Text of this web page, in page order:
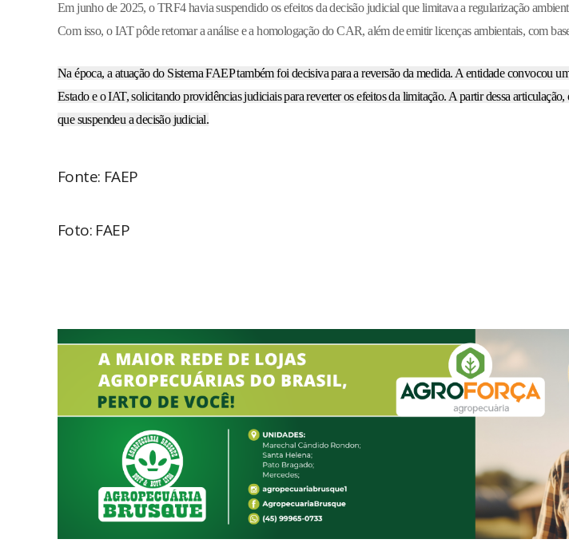
Em junho de 2025, o TRF4 havia suspendido os efeitos da decisão judicial que limitava a regularização
Com isso, o IAT pôde retomar a análise e a homologação do CAR, além de emitir licenças ambientais, com
Na época, a atuação do Sistema FAEP também foi decisiva para a reversão da medida. A entidade convocou
Estado e o IAT, solicitando providências judiciais para reverter os efeitos da limitação. A partir dessa
que suspendeu a decisão judicial.
Fonte: FAEP
Foto: FAEP